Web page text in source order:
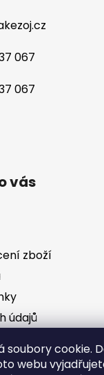
soubory cookie.
webu
067
067
vás
zboží
údajů